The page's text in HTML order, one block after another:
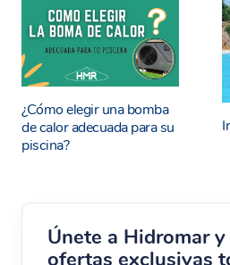
¿Cómo elegir una bomba
de calor adecuada para su
piscina?
Únete a Hidromar